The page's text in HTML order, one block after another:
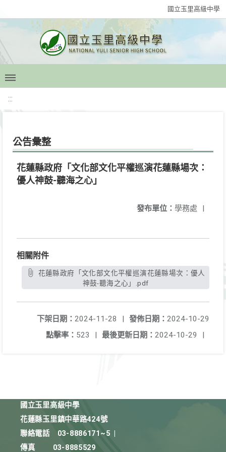
國立玉里高級中學
:::
公告彙整
花蓮縣政府「文化部文化平權巡演花蓮縣場次：
優人神鼓-聽海之心」
發布單位： 學務處 |
相關附件
神鼓-聽海之心」.pdf
發佈日期： 2024-10-29
下架日期： 2024-11-28
|
最後更新日期： 2024-10-29 |
點擊率： 523 |
國立玉里高級中學
花蓮縣玉里鎮中華路424號
聯絡電話
03-8886171~5
傳真
03-8885529